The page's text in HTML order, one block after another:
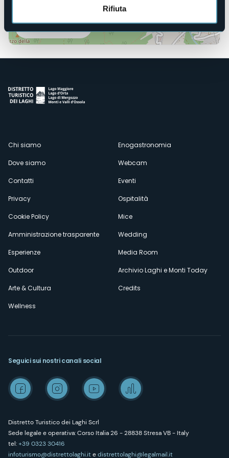
Rifiuta
Apri mappa
Menù
secondario
Chi siamo
Dove siamo
Contatti
Privacy
Cookie Policy
Amministrazione trasparente
Esperienze
Outdoor
Arte & Cultura
Wellness
Enogastronomia
Webcam
Eventi
Ospitalità
Mice
Wedding
Media Room
Archivio Laghi e Monti Today
Credits
Distretto Turistico dei Laghi Scrl
Sede legale e operativa: Corso Italia 26 - 28838 Stresa VB - Italy
tel:+39 0323 30416
infoturismo@distrettolaghi.itedistrettolaghi@legalmail.it
Seguici sui nostri canali social